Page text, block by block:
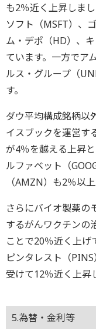
も2％近く上昇しま
ソフト（MSFT）、
ム・デポ（HD）、
ています。一方でア
ルス・グループ（
す。
ダウ平均構成銘柄以
イスブックを運営す
が4％を越える上昇
ルファベット（
（AMZN）も2％以
さらにバイオ製薬の
するがんワクチンの
ことで20％近く上げ
ピンタレスト（
受けて12％近く上昇
5.為替・金利等